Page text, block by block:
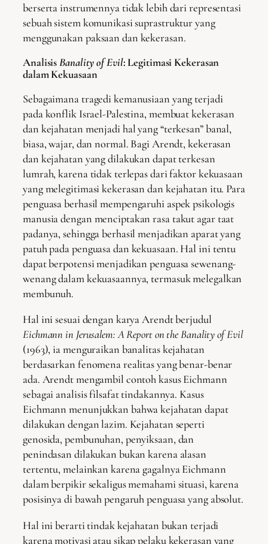
berserta instrumennya tidak lebih dari representasi
sebuah sistem komunikasi suprastruktur yang
menggunakan paksaan dan kekerasan.
AnalisisBanality of Evil: Legitimasi Kekerasan
dalam Kekuasaan
Sebagaimana tragedi kemanusiaan yang terjadi
pada konflik Israel-Palestina, membuat kekerasan
dan kejahatan menjadi hal yang “terkesan” banal,
biasa, wajar, dan normal. Bagi Arendt, kekerasan
dan kejahatan yang dilakukan dapat terkesan
lumrah, karena tidak terlepas dari faktor kekuasaan
yang melegitimasi kekerasan dan kejahatan itu. Para
penguasa berhasil mempengaruhi aspek psikologis
manusia dengan menciptakan rasa takut agar taat
padanya, sehingga berhasil menjadikan aparat yang
patuh pada penguasa dan kekuasaan. Hal ini tentu
dapat berpotensi menjadikan penguasa sewenang-
wenang dalam kekuasaannya, termasuk melegalkan
membunuh.
Hal ini sesuai dengan karya Arendt berjudul
Eichmann in Jerusalem: A Report on the Banality of Evil
(1963), ia menguraikan banalitas kejahatan
berdasarkan fenomena realitas yang benar-benar
ada. Arendt mengambil contoh kasus Eichmann
sebagai analisis filsafat tindakannya. Kasus
Eichmann menunjukkan bahwa kejahatan dapat
dilakukan dengan lazim. Kejahatan seperti
genosida, pembunuhan, penyiksaan, dan
penindasan dilakukan bukan karena alasan
tertentu, melainkan karena gagalnya Eichmann
dalam berpikir sekaligus memahami situasi, karena
posisinya di bawah pengaruh penguasa yang absolut.
Hal ini berarti tindak kejahatan bukan terjadi
karena motivasi atau sikap pelaku kekerasan yang